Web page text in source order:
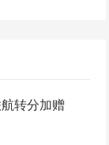
转分加赠